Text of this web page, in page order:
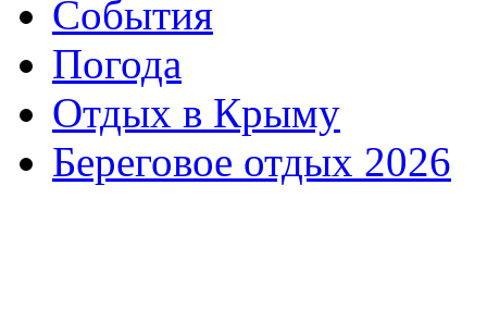
События
Погода
Отдых в Крыму
Береговое отдых 2026